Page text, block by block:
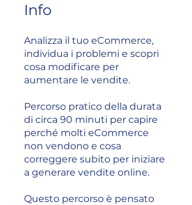
Info
Analizza il tuo eCommerce,
individua i problemi e scopri
cosa modificare per
aumentare le vendite.
Percorso pratico della durata
di circa 90 minuti per capire
perché molti eCommerce
non vendono e cosa
correggere subito per iniziare
a generare vendite online.
Questo percorso è pensato